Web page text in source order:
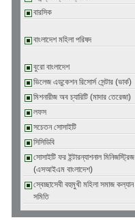
বারসিক
বাংলাদেশ মহিলা পরিষদ
বুরো বাংলাদেশ
ভিলেজ এডুকেশন রিসোর্স সেন্টার (ভার্ক)
মিশনারীজ অব চ্যারিটি (মাদার তেরেজা)
লফস
সচেতন সোসাইটি
সিসিডিবি
সোসাইটি ফর ইন্টারন্যাশনাল মিনিজস্ট্রিজ
(এসআইএম বাংলাদেশ)
স্বেচ্ছাসেবী বহুমুখী মহিলা সমাজ কল্যান
সমিতি